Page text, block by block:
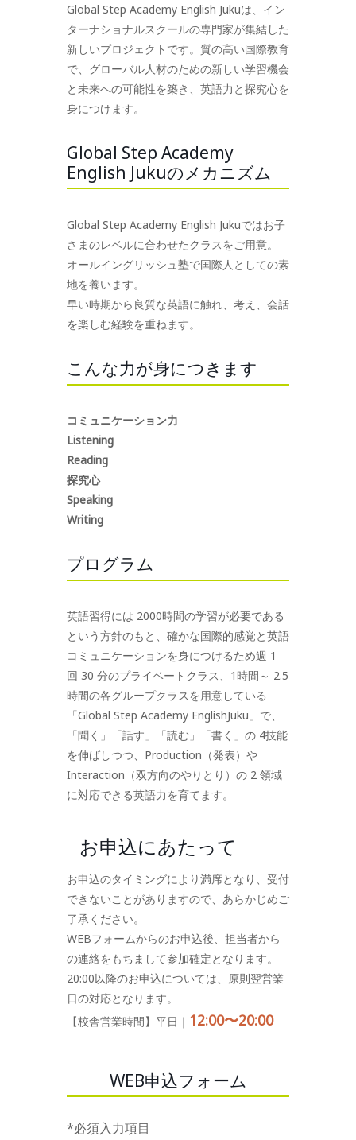
Global Step Academy English Jukuは、イン
ターナショナルスクールの専門家が集結した
新しいプロジェクトです。質の高い国際教育
で、グローバル人材のための新しい学習機会
と未来への可能性を築き、英語力と探究心を
身につけます。
Global Step Academy
English Jukuのメカニズム
Global Step Academy English Jukuではお子
さまのレベルに合わせたクラスをご用意。
オールイングリッシュ塾で国際人としての素
地を養います。
早い時期から良質な英語に触れ、考え、会話
を楽しむ経験を重ねます。
こんな力が身につきます
コミュニケーション力
Listening
Reading
探究心
Speaking
Writing
プログラム
英語習得には 2000時間の学習が必要である
という方針のもと、確かな国際的感覚と英語
コミュニケーションを身につけるため週 1
回 30 分のプライベートクラス、1時間～ 2.5
時間の各グループクラスを用意している
「Global Step Academy EnglishJuku」で、
「聞く」「話す」「読む」「書く」の 4技能
を伸ばしつつ、Production（発表）や
Interaction（双方向のやりとり）の 2 領域
に対応できる英語力を育てます。
お申込にあたって
お申込のタイミングにより満席となり、受付
できないことがありますので、あらかじめご
了承ください。
WEBフォームからのお申込後、担当者から
の連絡をもちまして参加確定となります。
20:00以降のお申込については、原則翌営業
日の対応となります。
【校舎営業時間】平日｜ 12:00〜20:00
WEB申込フォーム
*必須入力項目